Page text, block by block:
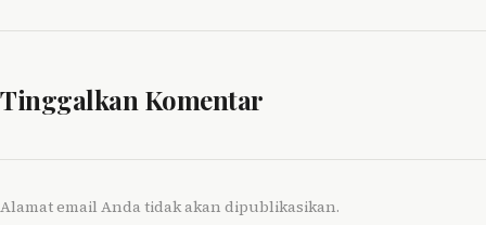
Tinggalkan Komentar
Alamat email Anda tidak akan dipublikasikan.